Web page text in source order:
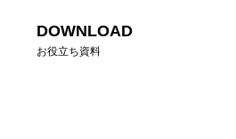
DOWNLOAD
お役立ち資料